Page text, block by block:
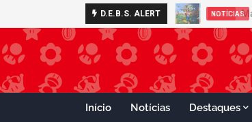
D.E.B.S. ALERT NOTÍCIAS
Início Notícias Destaques